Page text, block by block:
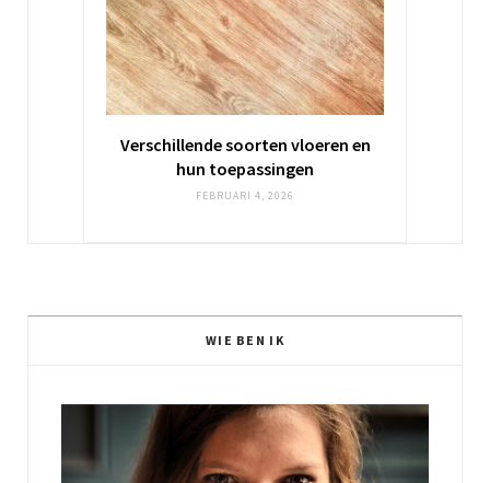
Verschillende soorten vloeren en
hun toepassingen
FEBRUARI 4, 2026
WIE BEN IK